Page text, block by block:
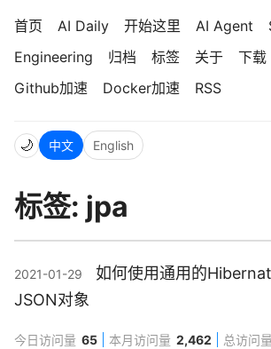
首页 AI Daily 开始这里 AI Agent
Engineering
归档 标签 关于 下载
Github加速
Docker加速 RSS
🌙 中文 English
标签: jpa
2021-01-29
如何使用通用的
JSON对象
今日访问量 65 本月访问量 2,462 总访问量